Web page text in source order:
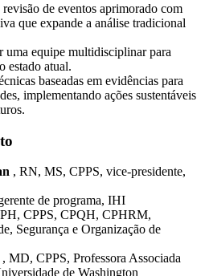
de eventos aprimorado com
que expande a análise tradicional
equipe multidisciplinar para
estado atual.
baseadas em evidências para
implementando ações sustentáveis
, RN, MS, CPPS, vice-presidente,
de programa, IHI
CPPS, CPQH, CPHRM,
Segurança e Organização de
, MD, CPPS, Professora Associada
de Washington